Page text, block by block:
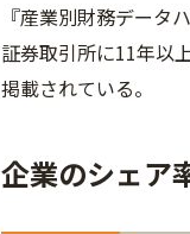
『産業別財務データ
証券取引所に11年以
掲載されている。
企業のシェア